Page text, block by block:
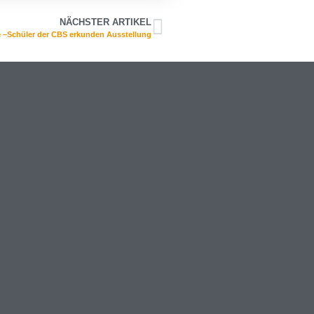
NÄCHSTER ARTIKEL
–Schüler der CBS erkunden Ausstellung